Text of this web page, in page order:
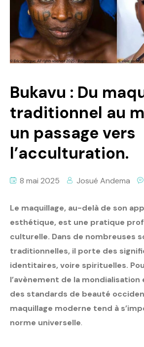
Santé
Politique
Technologies
Bukavu : Du
traditionnel au
un passage vers
l’acculturation.
8 mai 2025 Josué Andema
Le maquillage, au-delà de son
esthétique, est une pratique
culturelle. Dans de nombreuses
traditionnelles, il porte des
identitaires, voire spirituelles.
l’avènement de la
des standards de beauté
maquillage moderne tend à
norme universelle.